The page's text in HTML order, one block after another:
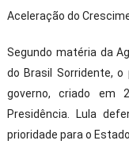
Aceleração do
Segundo matéria da
do Brasil Sorridente,
governo, criado em
Presidência. Lula
prioridade para o Estado.